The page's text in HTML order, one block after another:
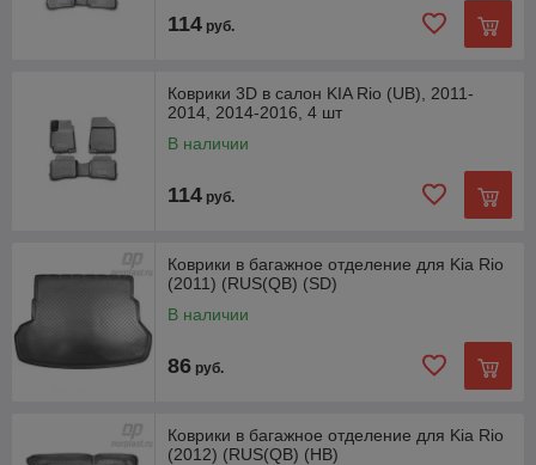
114 руб.
Коврики 3D в салон KIA Rio (UB), 2011-
2014, 2014-2016, 4 шт
В наличии
114 руб.
Коврики в багажное отделение для Kia Rio
(2011) (RUS(QB) (SD)
В наличии
86 руб.
Коврики в багажное отделение для Kia Rio
(2012) (RUS(QB) (HB)